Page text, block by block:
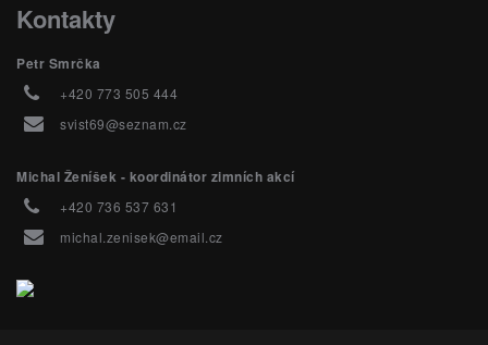
Kontakty
Petr Smrčka
+420 773 505 444
svist69@seznam.cz
Michal Ženíšek - koordinátor zimních akcí
+420 736 537 631
michal.zenisek@email.cz